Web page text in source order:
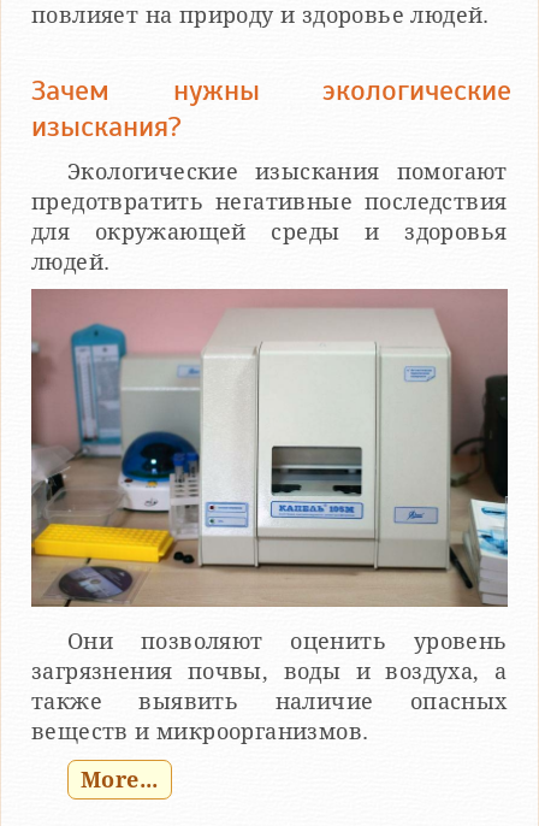
повлияет на природу и здоровье людей.
Зачем нужны экологические
изыскания?
Экологические изыскания помогают
предотвратить негативные последствия
для окружающей среды и здоровья
людей.
Они позволяют оценить уровень
загрязнения почвы, воды и воздуха, а
также выявить наличие опасных
веществ и микроорганизмов.
More...